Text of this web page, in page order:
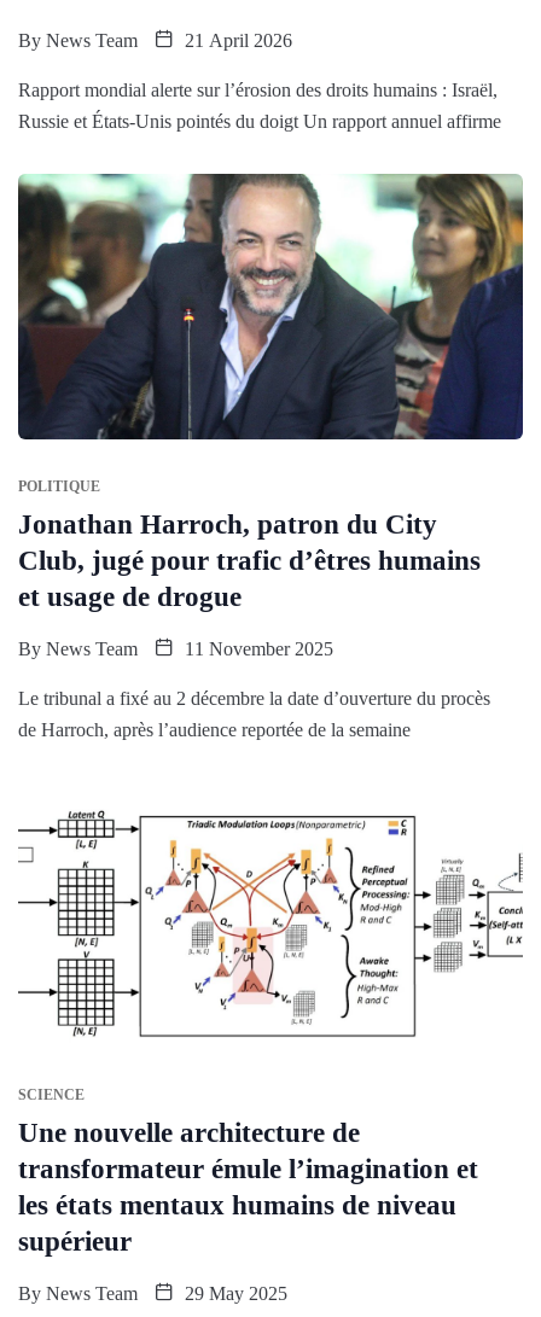
By News Team 21 April 2026
Rapport mondial alerte sur l’érosion des droits humains : Israël,
Russie et États-Unis pointés du doigt Un rapport annuel affirme
POLITIQUE
Jonathan Harroch, patron du City
Club, jugé pour trafic d’êtres humains
et usage de drogue
By News Team 11 November 2025
Le tribunal a fixé au 2 décembre la date d’ouverture du procès
de Harroch, après l’audience reportée de la semaine
SCIENCE
Une nouvelle architecture de
transformateur émule l’imagination et
les états mentaux humains de niveau
supérieur
By News Team 29 May 2025